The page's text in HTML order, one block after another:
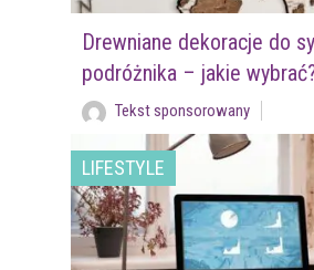
Drewniane dekoracje do
podróżnika – jakie
Tekst sponsorowany
LIFESTYLE